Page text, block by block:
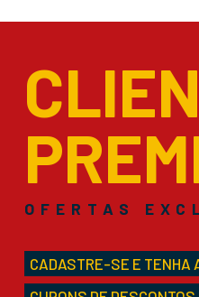
OFERTAS
CADASTRE-SE E TENHA